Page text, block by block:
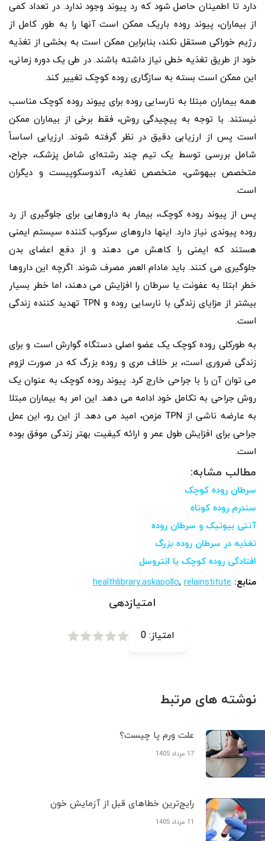
دارد تا اطمینان حاصل شود که رد پیوند وجود ندارد. در تعداد کمی
از بیماران، پیوند روده باریک ممکن است آنها را به طور کامل از
رژیم خوراکی مستقل نکند، بنابراین ممکن است به بخشی از تغذیه
خود از طریق تغذیه خطی نیاز داشته باشند. در طی یک دوره زمانی،
این ممکن است بسته به سازگاری روده کوچک تغییر کند.
همه بیماران مبتلا به نارسایی روده برای پیوند روده کوچک مناسب
نیستند. با توجه به پیچیدگی روش، فقط برخی از بیماران ممکن
است پس از ارزیابی دقیق در نظر گرفته شوند. ارزیابی اساساً
شامل بررسی توسط یک تیم چند رشته‌ای شامل پزشک، جراح،
متخصص بیهوشی، متخصص تغذیه، آندوسکوپیست و دیگران
است.
پس از پیوند روده کوچک، بیمار به داروهایی برای جلوگیری از رد
روده پیوندی نیاز دارد. اینها داروهای سرکوب کننده سیستم ایمنی
هستند که ایمنی را کاهش می دهند و از دفع اعضای بدن
جلوگیری می کنند. باید مادام العمر مصرف شوند. اگرچه این داروها
خطر ابتلا به عفونت یا سرطان را افزایش می دهند، اما خطر بسیار
بیشتر از مزایای زندگی با نارسایی روده و TPN تهدید کننده زندگی
است.
به طورکلی روده کوچک یک عضو اصلی دستگاه گوارش است و برای
زندگی ضروری است، بر خلاف مری و روده بزرگ که در صورت لزوم
می توان آن را با جراحی خارج کرد. پیوند روده کوچک به عنوان یک
روش جراحی به تکامل خود ادامه می دهد. این امر به بیماران مبتلا
به عارضه ناشی از TPN مزمن، امید می دهد. از این رو، این عمل
جراحی برای افزایش طول عمر و ارائه کیفیت بهتر زندگی موفق بوده
است.
مطالب مشابه:
سرطان روده کوچک
سندرم روده کوتاه
آنتی بیوتیک و سرطان روده
تغذیه در سرطان روده بزرگ
افتادگی روده کوچک یا انتروسل
منابع:
healthlibrary.askapollo, relainstitute
امتیازدهی
امتیاز: 0
نوشته های مرتبط
علت ورم پا چیست؟
17 مرداد 1405
رایج‌ترین خطاهای قبل از آزمایش خون
11 مرداد 1405